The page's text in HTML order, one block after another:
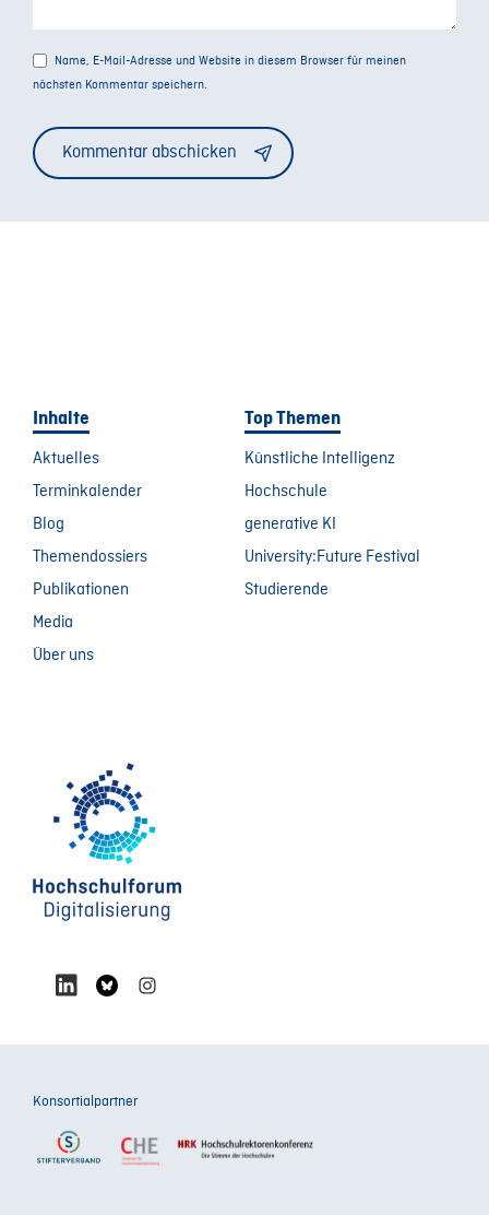
Name, E-Mail-Adresse und Website in diesem Browser für meinen
nächsten Kommentar speichern.
Inhalte
Aktuelles
Terminkalender
Blog
Themendossiers
Publikationen
Media
Über uns
Top Themen
Künstliche Intelligenz
Hochschule
generative KI
University:Future Festival
Studierende
Konsortialpartner